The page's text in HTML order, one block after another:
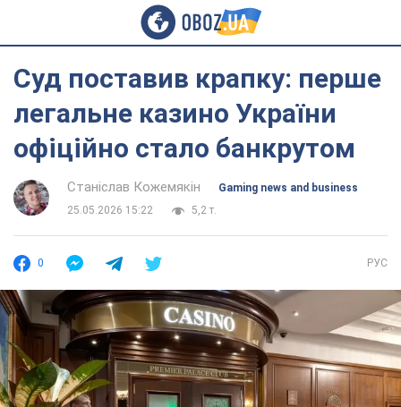
Суд поставив крапку: перше
легальне казино України
офіційно стало банкрутом
Станіслав Кожемякін
Gaming news and business
25.05.2026 15:22
5,2 т.
0 РУС